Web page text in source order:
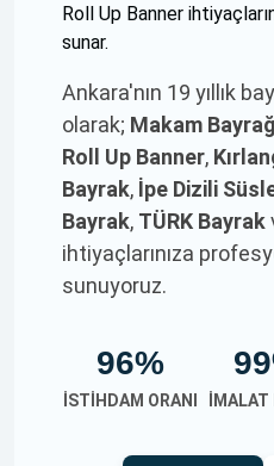
Roll Up Banner
sunar.
Ankara'nın 19 yıllık
olarak; Makam
Roll Up Banner,
Bayrak, İpe Dizili
Bayrak, TÜRK Bayrak
ihtiyaçlarınıza
sunuyoruz.
96%
İSTIHDAM ORANI İMALAT